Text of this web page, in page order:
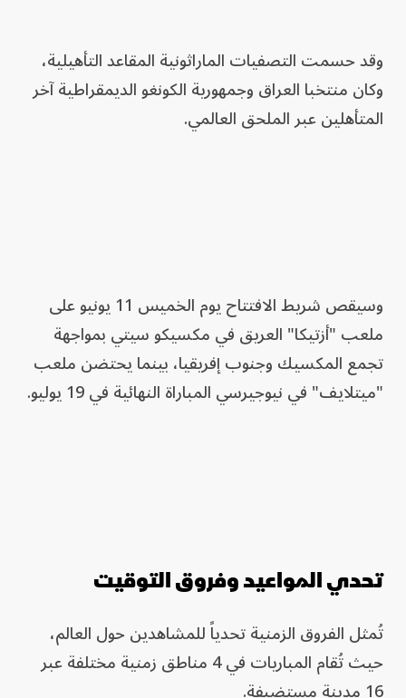
وقد حسمت التصفيات الماراثونية المقاعد التأهيلية،
وكان منتخبا العراق وجمهورية الكونغو الديمقراطية آخر
المتأهلين عبر الملحق العالمي.
وسيقص شريط الافتتاح يوم الخميس 11 يونيو على
ملعب "أزتيكا" العريق في مكسيكو سيتي بمواجهة
تجمع المكسيك وجنوب إفريقيا، بينما يحتضن ملعب
"ميتلايف" في نيوجيرسي المباراة النهائية في 19 يوليو.
تحدي المواعيد وفروق التوقيت
تُمثل الفروق الزمنية تحدياً للمشاهدين حول العالم،
حيث تُقام المباريات في 4 مناطق زمنية مختلفة عبر